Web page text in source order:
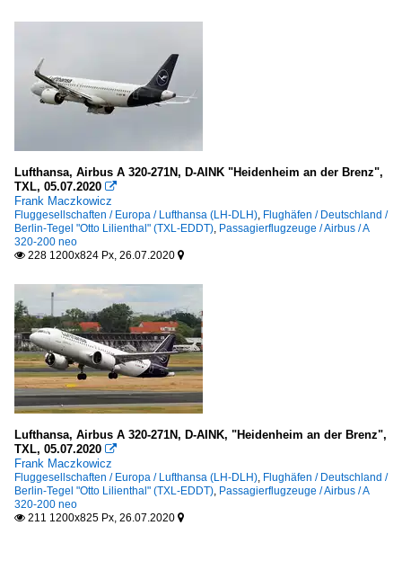
Lufthansa, Airbus A 320-271N, D-AINK "Heidenheim an der Brenz",
TXL, 05.07.2020 
Frank Maczkowicz
Fluggesellschaften / Europa / Lufthansa (LH-DLH), Flughäfen / Deutschland /
Berlin-Tegel "Otto Lilienthal" (TXL-EDDT), Passagierflugzeuge / Airbus / A
320-200 neo
 228 1200x824 Px, 26.07.2020 
Lufthansa, Airbus A 320-271N, D-AINK, "Heidenheim an der Brenz",
TXL, 05.07.2020 
Frank Maczkowicz
Fluggesellschaften / Europa / Lufthansa (LH-DLH), Flughäfen / Deutschland /
Berlin-Tegel "Otto Lilienthal" (TXL-EDDT), Passagierflugzeuge / Airbus / A
320-200 neo
 211 1200x825 Px, 26.07.2020 